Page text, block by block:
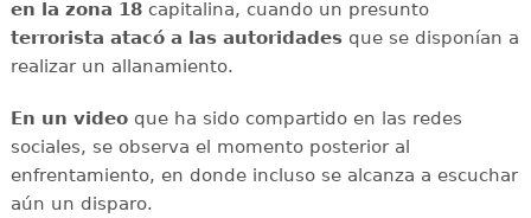
en la zona 18capitalina, cuando un presunto
terrorista atacó a las autoridadesque se disponían a
realizar un allanamiento.
En un videoque ha sido compartido en las redes
sociales, se observa el momento posterior al
enfrentamiento, en donde incluso se alcanza a escuchar
aún un disparo.